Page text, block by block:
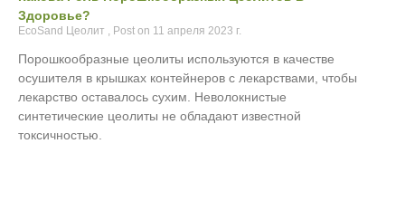
Здоровье?
EcoSand Цеолит 11 апреля 2023 г.
Порошкообразные цеолиты используются в качестве
осушителя в крышках контейнеров с лекарствами, чтобы
лекарство оставалось сухим. Неволокнистые
синтетические цеолиты не обладают известной
токсичностью.